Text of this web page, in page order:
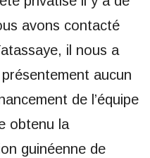
avons contacté
il nous a
présentement aucun
de l’équipe
obtenu la
guinéenne de